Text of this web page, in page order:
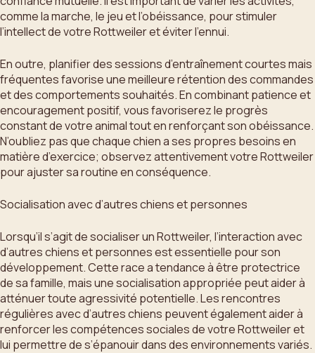
comme la marche, le jeu et l’obéissance, pour stimuler
l’intellect de votre Rottweiler et éviter l’ennui.
En outre, planifier des sessions d’entraînement courtes mais
fréquentes favorise une meilleure rétention des commandes
et des comportements souhaités. En combinant patience et
encouragement positif, vous favoriserez le progrès
constant de votre animal tout en renforçant son obéissance.
N’oubliez pas que chaque chien a ses propres besoins en
matière d’exercice; observez attentivement votre Rottweiler
pour ajuster sa routine en conséquence.
Socialisation avec d’autres chiens et personnes
Lorsqu’il s’agit de socialiser un Rottweiler, l’interaction avec
d’autres chiens et personnes est essentielle pour son
développement. Cette race a tendance à être protectrice
de sa famille, mais une socialisation appropriée peut aider à
atténuer toute agressivité potentielle. Les rencontres
régulières avec d’autres chiens peuvent également aider à
renforcer les compétences sociales de votre Rottweiler et
lui permettre de s’épanouir dans des environnements variés.